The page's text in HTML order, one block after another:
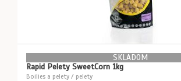
SKLADOM
Rapid Pelety SweetCorn 1kg
Boilies a pelety / pelety